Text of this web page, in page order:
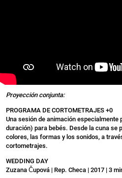
Proyección conjunta:
PROGRAMA DE CORTOMETRAJES +0
Una sesión de animación especialmente
duración) para bebés. Desde la cuna se
colores, las formas y los sonidos, a
cortometrajes.
WEDDING DAY
Zuzana Čupová | Rep. Checa | 2017 | 3